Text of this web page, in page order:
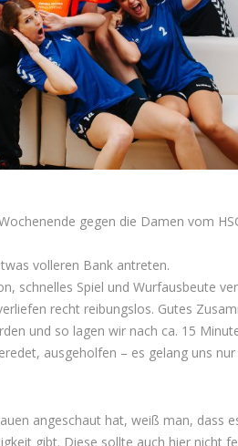
gegen die Damen vom
volleren Bank antreten.
schnelles Spiel und Wurfausbeute
recht reibungslos. Gutes
und so lagen wir nach ca. 15
ausgeholfen – es gelang uns
angeschaut hat, weiß man, dass
gibt. Diese sollte auch hier nicht